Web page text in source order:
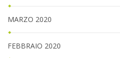
MARZO 2020
FEBBRAIO 2020